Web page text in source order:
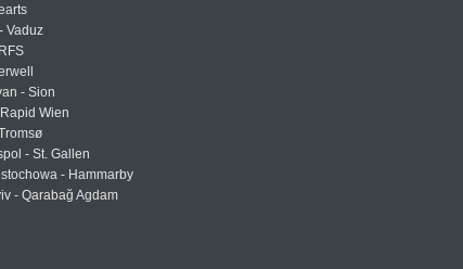
Vaduz
- Sion
Wien
- St. Gallen
- Hammarby
- Qarabağ Agdam